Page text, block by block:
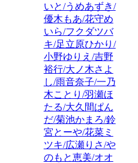
いと/うめあずき/
優木もあ/花守め
いら/フクダツバ
キ/足立原ひかり/
小野ゆりえ/吉野
裕行/大ノ木さよ
し/雨音奈子/一乃
木ことり/羽瀬ほ
たる/大久間ぱん
だ/菊池かまろ/鈴
宮とーや/花菜ミ
ツキ/広瀬りさ/や
のもと恵美/オオ